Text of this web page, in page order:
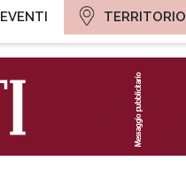
EVENTI TERRITORIO